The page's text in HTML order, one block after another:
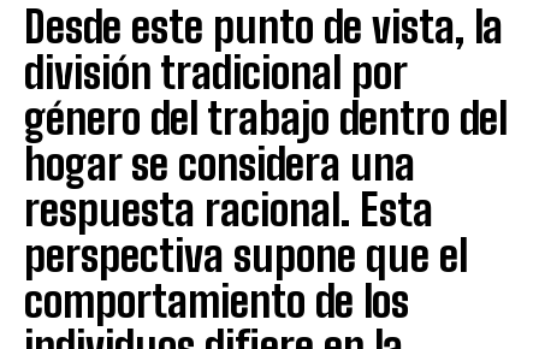
Desde este punto de vista, la
división tradicional por
género del trabajo dentro del
hogar se considera una
respuesta racional. Esta
perspectiva supone que el
comportamiento de los